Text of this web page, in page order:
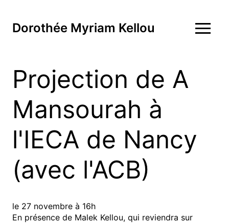
Dorothée Myriam Kellou
Projection de A
Mansourah à
l'IECA de Nancy
(avec l'ACB)
le 27 novembre à 16h
En présence de Malek Kellou, qui reviendra sur